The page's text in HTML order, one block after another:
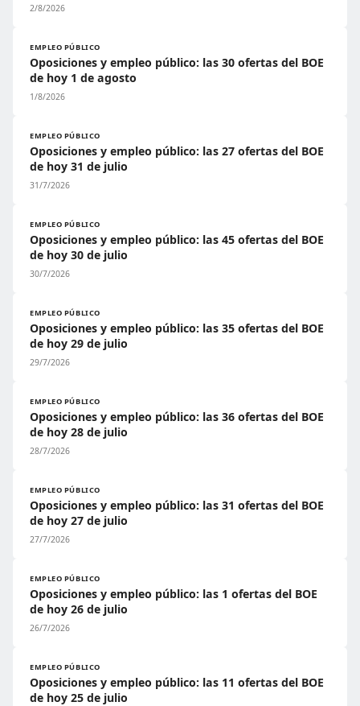
2/8/2026
EMPLEO PÚBLICO
Oposiciones y empleo público: las 30 ofertas del BOE
de hoy 1 de agosto
1/8/2026
EMPLEO PÚBLICO
Oposiciones y empleo público: las 27 ofertas del BOE
de hoy 31 de julio
31/7/2026
EMPLEO PÚBLICO
Oposiciones y empleo público: las 45 ofertas del BOE
de hoy 30 de julio
30/7/2026
EMPLEO PÚBLICO
Oposiciones y empleo público: las 35 ofertas del BOE
de hoy 29 de julio
29/7/2026
EMPLEO PÚBLICO
Oposiciones y empleo público: las 36 ofertas del BOE
de hoy 28 de julio
28/7/2026
EMPLEO PÚBLICO
Oposiciones y empleo público: las 31 ofertas del BOE
de hoy 27 de julio
27/7/2026
EMPLEO PÚBLICO
Oposiciones y empleo público: las 1 ofertas del BOE
de hoy 26 de julio
26/7/2026
EMPLEO PÚBLICO
Oposiciones y empleo público: las 11 ofertas del BOE
de hoy 25 de julio